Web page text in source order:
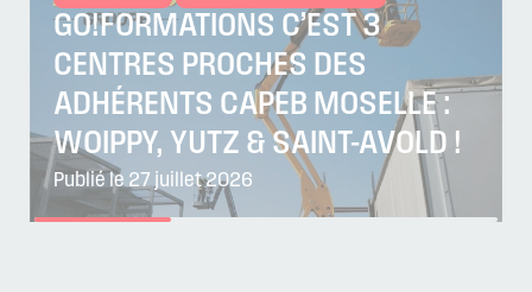
GO!FORMATIONS C’EST 3
CENTRES PROCHES DES
ADHÉRENTS CAPEB MOSELLE :
WOIPPY, YUTZ & SAINT-AVOLD !
Publié le 27 juillet 2026